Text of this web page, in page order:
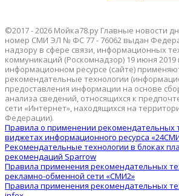
©2017 - 2026 Мойка78.ру Главные новости
номер СМИ ЭЛ № ФС 77 - 76062 выдан
надзору в сфере связи, информационных
коммуникаций (Роскомнадзор) 19 июня 2019
информационном ресурсе (сайте)
рекомендательные технологии
предоставления информации на основе
анализа сведений, относящихся к
сети «Интернет», находящихся на
Федерации).
Правила о применении рекомендательных
виджетах информационного ресурса
Рекомендательные технологии в блоках
рекомендаций Sparrow
Правила применения рекомендательных
рекламно-обменной сети «СМИ2»
Правила применения рекомендательных